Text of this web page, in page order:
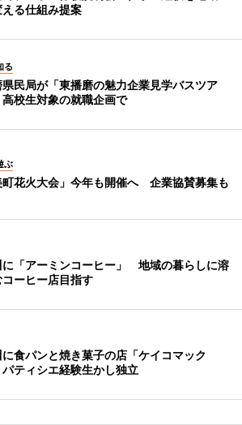
える仕組み提案
る
民局が「東播磨の魅力企業見学バスツア
校生対象の就職企画で
ぶ
町花火大会」今年も開催へ 企業協賛募集も
に「アーミンコーヒー」 地域の暮らしに溶
コーヒー店目指す
に食パンと焼き菓子の店「ケイコマック
ティシエ経験生かし独立